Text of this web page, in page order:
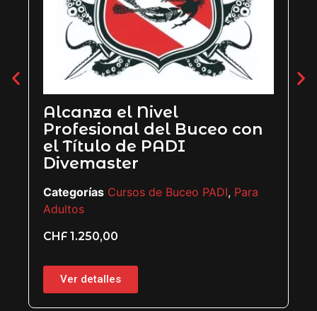
Alcanza el Nivel
Profesional del Buceo con
el Título de PADI
Divemaster
Categorías Cursos de Buceo PADI,Para
Adultos
CHF1.250,00
Ver detalles